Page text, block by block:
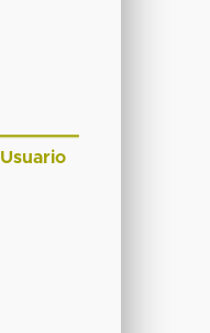
Usuario